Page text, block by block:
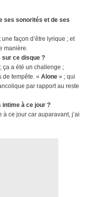
ses sonorités et de ses
façon d’être lyrique ; et
manière.
ce disque ?
ça a été un challenge ;
de tempête. « Alone » ; qui
par rapport au reste
intime à ce jour ?
à ce jour car auparavant, j’ai